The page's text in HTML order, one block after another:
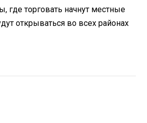
где торговать начнут местные
открываться во всех районах